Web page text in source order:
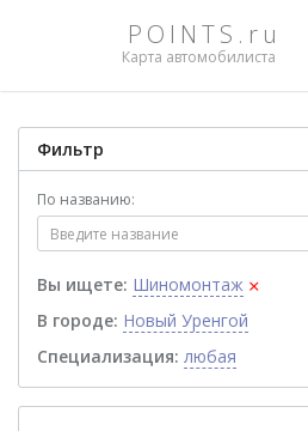
POINTS.ru
Карта автомобилиста
Фильтр
По названию:
Вы ищете: Шиномонтаж ×
В городе: Новый Уренгой
Специализация: любая